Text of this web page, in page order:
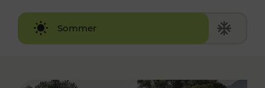
Sommer
Winter